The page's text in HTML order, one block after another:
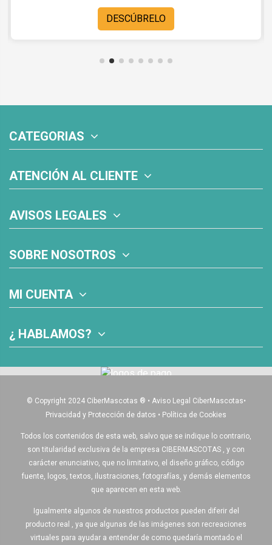
DESCÚBRELO
CATEGORIAS
ATENCIÓN AL CLIENTE
AVISOS LEGALES
SOBRE NOSOTROS
MI CUENTA
¿ HABLAMOS?
© Copyright 2024 CiberMascotas ® • Aviso Legal CiberMascotas•
Privacidad y Protección de datos • Política de Cookies
Todos los contenidos de esta web, salvo que se indique lo contrario,
son titularidad exclusiva de la empresa CIBERMASCOTAS , y con
carácter enunciativo, que no limitativo, el diseño gráfico, código
fuente, logos, textos, ilustraciones, fotografías, y demás elementos
que aparecen en esta web.
Igualmente algunos de nuestros productos pueden diferir del
producto real , ya que algunas de las imágenes son recreaciones
virtuales para ayudar a entender de como quedaría montado el